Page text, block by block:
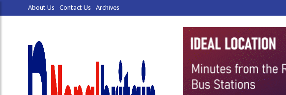
About Us Contact Us Archives